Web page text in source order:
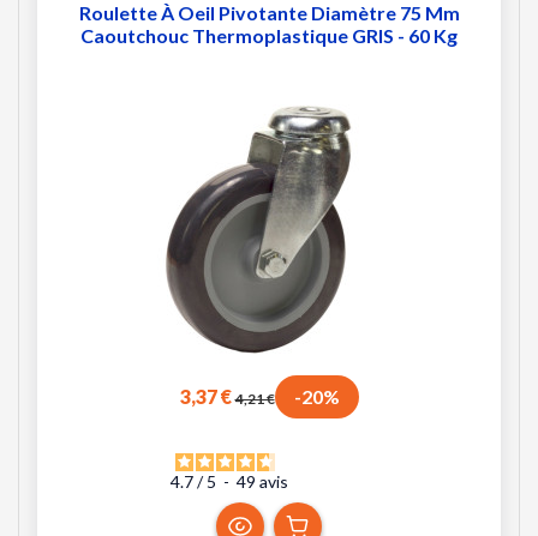
Roulette À Oeil Pivotante Diamètre 75 Mm
Caoutchouc Thermoplastique GRIS - 60 Kg
3,37 €4,21 € -20%
4.7/ 5 - 49 avis